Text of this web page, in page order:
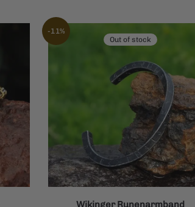
-11%
Out of stock
Wikinger Runenarmband